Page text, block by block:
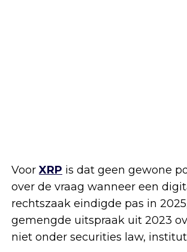
VoorXRP is dat geen gewone
over de vraag wanneer een
rechtszaak eindigde pas in
gemengde uitspraak uit 2023
niet onder securities law,